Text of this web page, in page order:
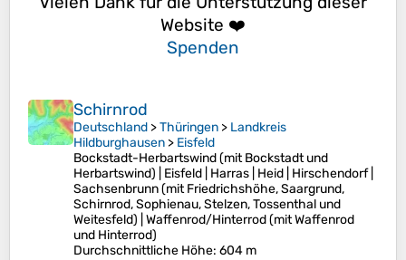
Website ❤️
Spenden
Schirnrod
Deutschland >Thüringen > Landkreis
Hildburghausen > Eisfeld
Bockstadt-Herbartswind (mit Bockstadt und
Herbartswind) | Eisfeld | Harras | Heid | Hirschendorf |
Sachsenbrunn (mit Friedrichshöhe, Saargrund,
Schirnrod, Sophienau, Stelzen, Tossenthal und
Weitesfeld) | Waffenrod/Hinterrod (mit Waffenrod
und Hinterrod)
Durchschnittliche Höhe: 604 m